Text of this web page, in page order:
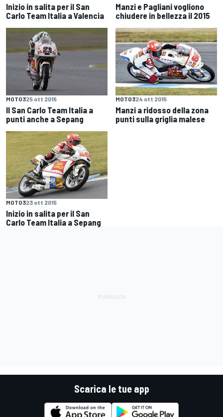
Inizio in salita per il San
Carlo Team Italia a Valencia
Manzi e Pagliani vogliono
chiudere in bellezza il 2015
MOTO325 ott 2015
Il San Carlo Team Italia a
punti anche a Sepang
MOTO324 ott 2015
Manzi a ridosso della zona
punti sulla griglia malese
MOTO323 ott 2015
Inizio in salita per il San
Carlo Team Italia a Sepang
Scarica le tue app